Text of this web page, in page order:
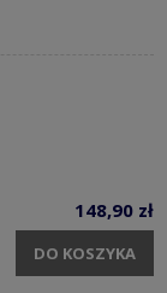
148,90 zł
DO KOSZYKA